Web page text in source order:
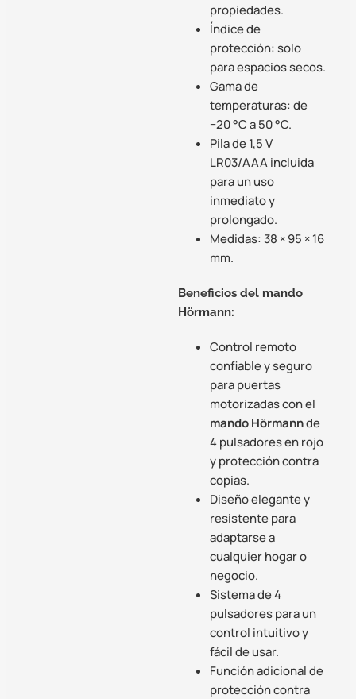
propiedades.
Índice de
protección: solo
para espacios secos.
Gama de
temperaturas: de
−20 °C a 50 °C.
Pila de 1,5 V
LR03/AAA incluida
para un uso
inmediato y
prolongado.
Medidas: 38 × 95 × 16
mm.
Beneficios del mando
Hörmann:
Control remoto
confiable y seguro
para puertas
motorizadas con el
mando Hörmannde
4 pulsadores en rojo
y protección contra
copias.
Diseño elegante y
resistente para
adaptarse a
cualquier hogar o
negocio.
Sistema de 4
pulsadores para un
control intuitivo y
fácil de usar.
Función adicional de
protección contra